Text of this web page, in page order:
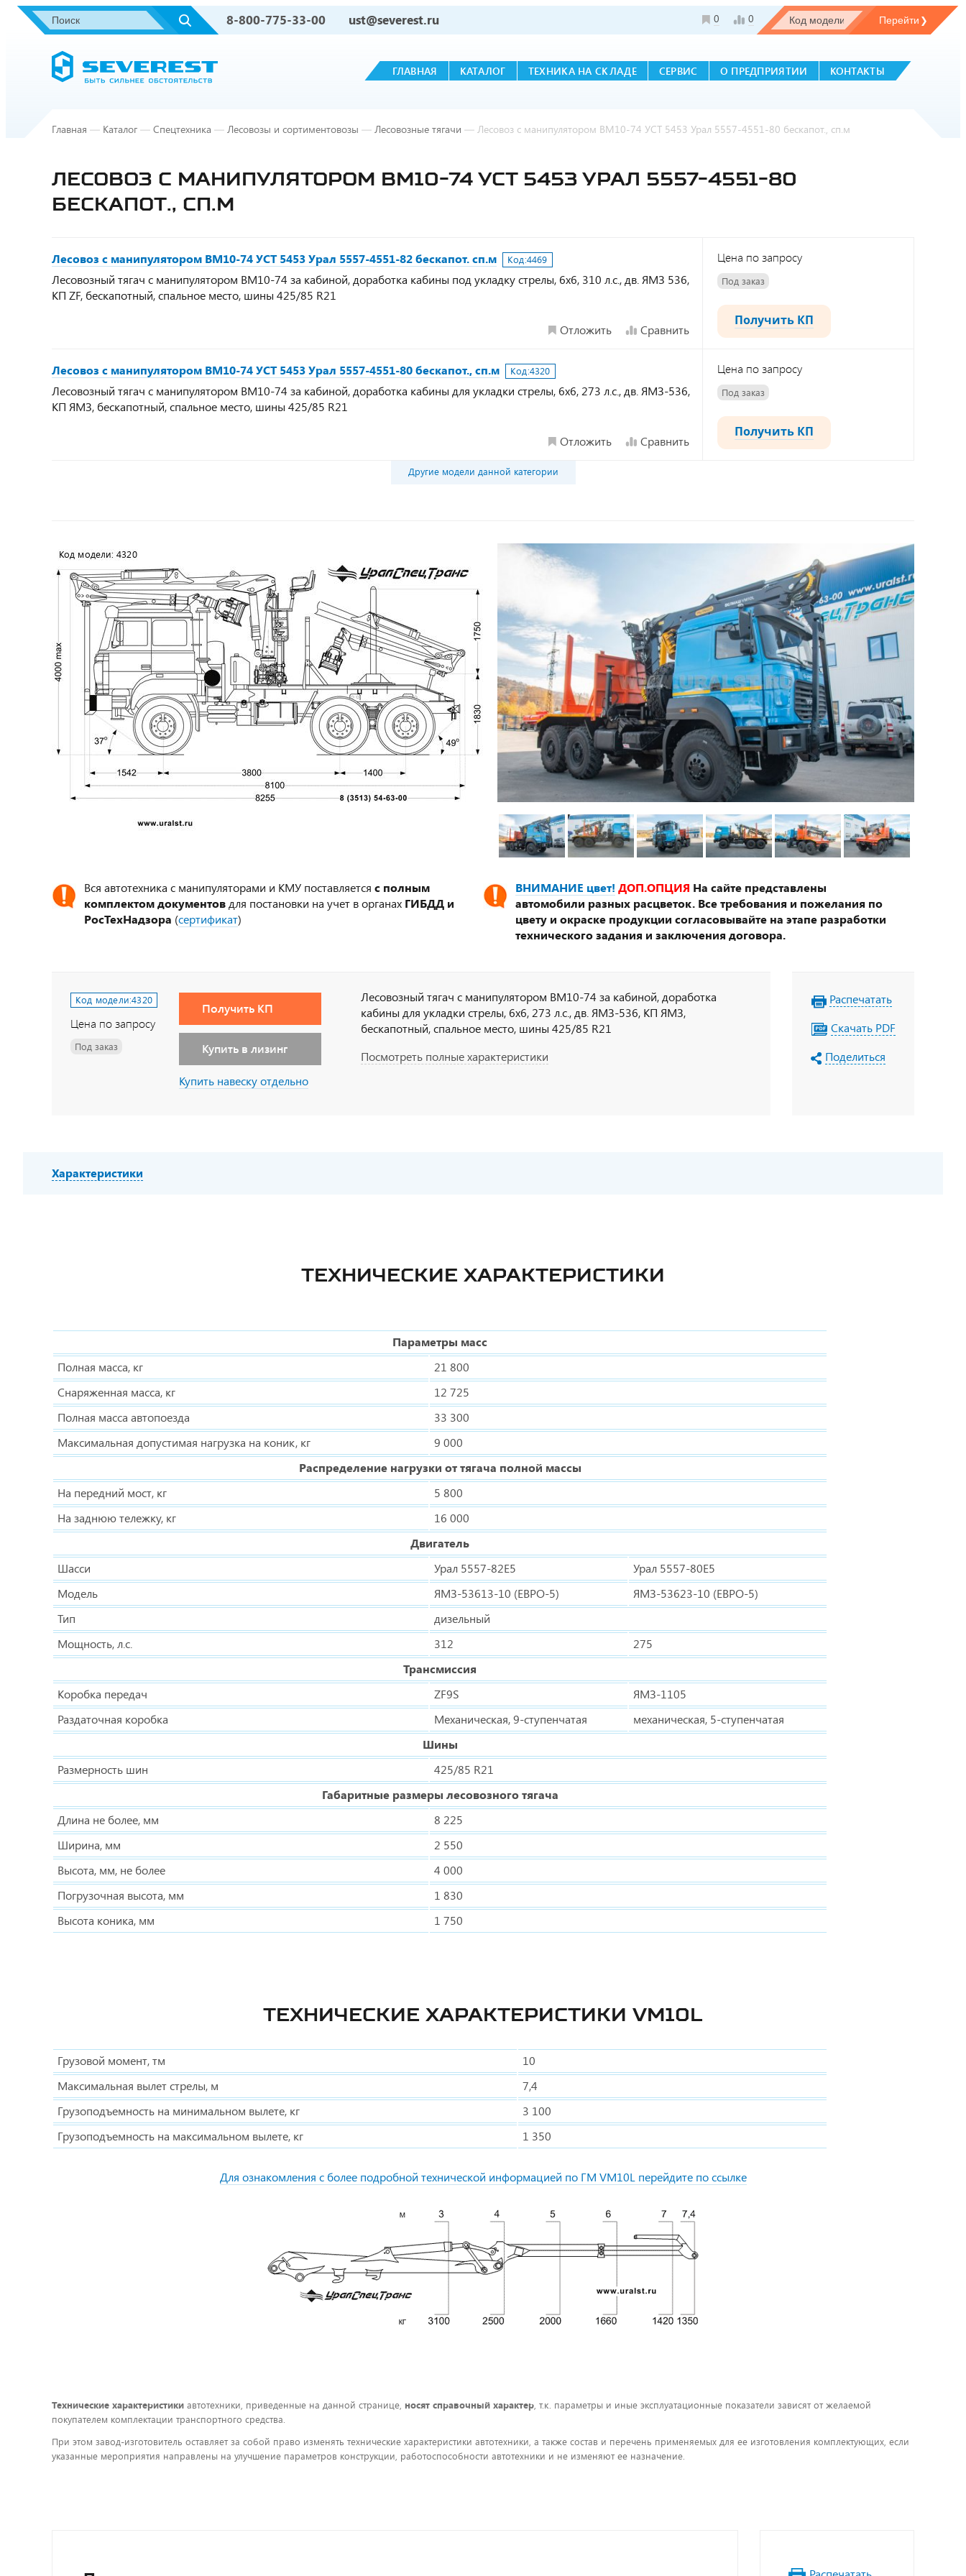
8-800-775-33-00 ust@severest.ru 0 0
ГЛАВНАЯ КАТАЛОГ ТЕХНИКА НА СКЛАДЕ СЕРВИС О ПРЕДПРИЯТИИ КОНТАКТЫ
Главная — Каталог — Спецтехника — Лесовозы и сортиментовозы — Лесовозные тягачи — Лесовоз с манипулятором ВМ10-74 УСТ 5453 Урал 5557-4551-80 бескапот., сп.м
ЛЕСОВОЗ С МАНИПУЛЯТОРОМ ВМ10-74 УСТ 5453 УРАЛ 5557-4551-80
БЕСКАПОТ., СП.М
Лесовоз с манипулятором ВМ10-74 УСТ 5453 Урал 5557-4551-82 бескапот. сп.м Код:4469
Лесовозный тягач с манипулятором ВМ10-74 за кабиной, доработка кабины под укладку стрелы, 6х6, 310 л.с., дв. ЯМЗ 536,
КП ZF, бескапотный, спальное место, шины 425/85 R21
Отложить Сравнить
Цена по запросу
Под заказ
Получить КП
Лесовоз с манипулятором ВМ10-74 УСТ 5453 Урал 5557-4551-80 бескапот., сп.м Код:4320
Лесовозный тягач с манипулятором ВМ10-74 за кабиной, доработка кабины для укладки стрелы, 6х6, 273 л.с., дв. ЯМЗ-536,
КП ЯМЗ, бескапотный, спальное место, шины 425/85 R21
Отложить Сравнить
Цена по запросу
Под заказ
Получить КП
Другие модели данной категории
Вся автотехника с манипуляторами и КМУ поставляется с полным
комплектом документов для постановки на учет в органах ГИБДД и
РосТехНадзора (сертификат)
ВНИМАНИЕ цвет! ДОП.ОПЦИЯ На сайте представлены
автомобили разных расцветок. Все требования и пожелания по
цвету и окраске продукции согласовывайте на этапе разработки
технического задания и заключения договора.
Код модели:4320
Цена по запросу
Под заказ
Получить КП
Купить в лизинг
Купить навеску отдельно
Лесовозный тягач с манипулятором ВМ10-74 за кабиной, доработка
кабины для укладки стрелы, 6х6, 273 л.с., дв. ЯМЗ-536, КП ЯМЗ,
бескапотный, спальное место, шины 425/85 R21
Посмотреть полные характеристики
Распечатать
Скачать PDF
Поделиться
Характеристики
ТЕХНИЧЕСКИЕ ХАРАКТЕРИСТИКИ
Параметры масс
Полная масса, кг
21 800
Снаряженная масса, кг
12 725
Полная масса автопоезда
33 300
Максимальная допустимая нагрузка на коник, кг
9 000
Распределение нагрузки от тягача полной массы
На передний мост, кг
5 800
На заднюю тележку, кг
16 000
Двигатель
Шасси
Урал 5557-82Е5
Урал 5557-80Е5
Модель
ЯМЗ-53613-10 (ЕВРО-5)
ЯМЗ-53623-10 (ЕВРО-5)
Тип
дизельный
Мощность, л.с.
312
275
Трансмиссия
Коробка передач
ZF9S
ЯМЗ-1105
Раздаточная коробка
Механическая, 9-ступенчатая
механическая, 5-ступенчатая
Шины
Размерность шин
425/85 R21
Габаритные размеры лесовозного тягача
Длина не более, мм
8 225
Ширина, мм
2 550
Высота, мм, не более
4 000
Погрузочная высота, мм
1 830
Высота коника, мм
1 750
ТЕХНИЧЕСКИЕ ХАРАКТЕРИСТИКИ VM10L
Грузовой момент, тм
10
Максимальная вылет стрелы, м
7,4
Грузоподъемность на минимальном вылете, кг
3 100
Грузоподъемность на максимальном вылете, кг
1 350
Для ознакомления с более подробной технической информацией по ГМ VM10L перейдите по ссылке
Технические характеристики автотехники, приведенные на данной странице, носят справочный характер, т.к. параметры и иные эксплуатационные показатели зависят от желаемой
покупателем комплектации транспортного средства.
При этом завод-изготовитель оставляет за собой право изменять технические характеристики автотехники, а также состав и перечень применяемых для ее изготовления комплектующих, если
указанные мероприятия направлены на улучшение параметров конструкции, работоспособности автотехники и не изменяют ее назначение.